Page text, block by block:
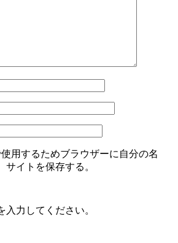
用するためブラウザーに自分の名
イトを保存する。
入力してください。